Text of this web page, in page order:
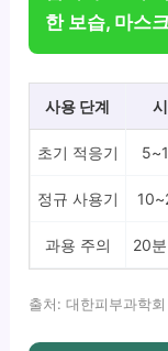
한 보습, 마스
사용 단계
초기 적응기
정규 사용기
과용 주의 20
출처: 대한피부과학